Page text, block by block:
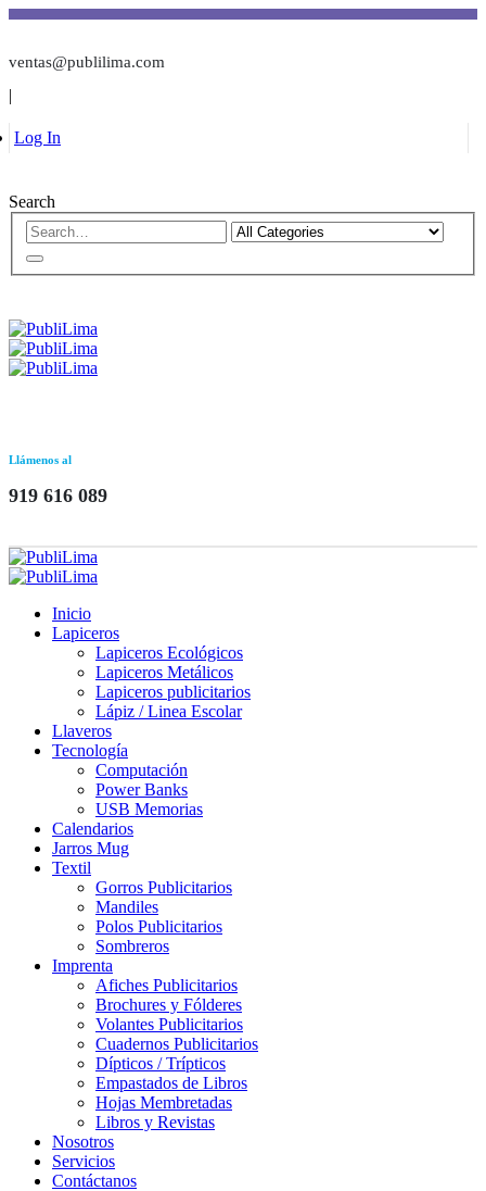
ventas@publilima.com
|
Log In
Search
Llámenos al
919 616 089
Inicio
Lapiceros
Lapiceros Ecológicos
Lapiceros Metálicos
Lapiceros publicitarios
Lápiz / Linea Escolar
Llaveros
Tecnología
Computación
Power Banks
USB Memorias
Calendarios
Jarros Mug
Textil
Gorros Publicitarios
Mandiles
Polos Publicitarios
Sombreros
Imprenta
Afiches Publicitarios
Brochures y Fólderes
Volantes Publicitarios
Cuadernos Publicitarios
Dípticos / Trípticos
Empastados de Libros
Hojas Membretadas
Libros y Revistas
Nosotros
Servicios
Contáctanos